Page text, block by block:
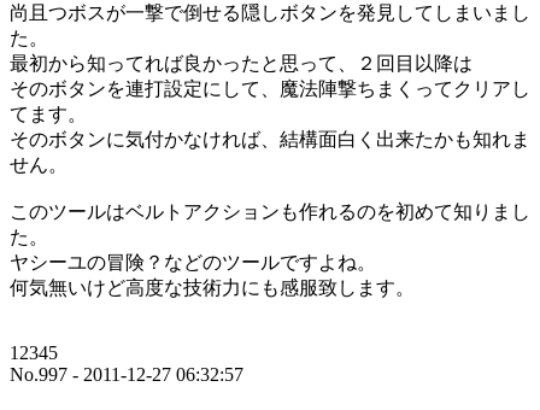
尚且つボスが一撃で倒せる隠しボタンを発見してしまいまし
た。
最初から知ってれば良かったと思って、２回目以降は
そのボタンを連打設定にして、魔法陣撃ちまくってクリアし
てます。
そのボタンに気付かなければ、結構面白く出来たかも知れま
せん。
このツールはベルトアクションも作れるのを初めて知りまし
た。
ヤシーユの冒険？などのツールですよね。
何気無いけど高度な技術力にも感服致します。
12345
No.997 - 2011-12-27 06:32:57